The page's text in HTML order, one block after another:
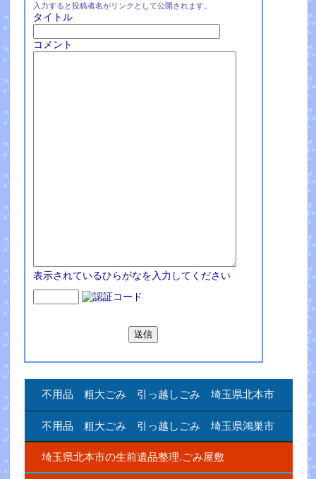
入力すると投稿者名がリンクとして公開されます。
タイトル
コメント
表示されているひらがなを入力してください
不用品 粗大ごみ 引っ越しごみ 埼玉県北本市
不用品 粗大ごみ 引っ越しごみ 埼玉県鴻巣市
埼玉県北本市の生前遺品整理.ごみ屋敷